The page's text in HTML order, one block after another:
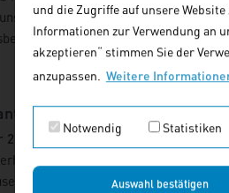
und die Zugriffe auf unsere
Informationen zur Verwendung an
akzeptieren“ stimmen Sie der
anzupassen.
Weitere
Notwendig Statistiken
Auswahl bestätigen
verrechnet. Ein BGH-Urteil
Selbst "gebaute"
- VIII ZR 57/13 (Teil 1)
relativ kurzer Zeit musste sich
nach der eine